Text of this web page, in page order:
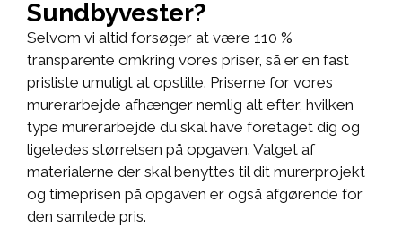
Sundbyvester?
Selvom vi altid forsøger at være 110 %
transparente omkring vores priser, så er en fast
prisliste umuligt at opstille. Priserne for vores
murerarbejde afhænger nemlig alt efter, hvilken
type murerarbejde du skal have foretaget dig og
ligeledes størrelsen på opgaven. Valget af
materialerne der skal benyttes til dit murerprojekt
og timeprisen på opgaven er også afgørende for
den samlede pris.